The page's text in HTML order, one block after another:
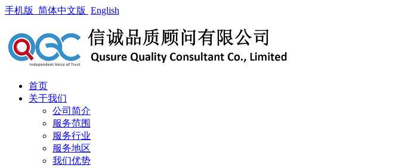
手机版 简体中文版 English
首页
关于我们
公司简介
服务范围
服务行业
服务地区
我们优势